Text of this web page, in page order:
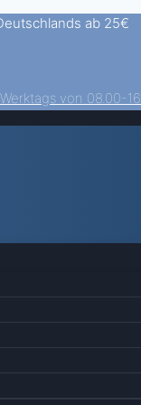
ab 25€
von 08.00-